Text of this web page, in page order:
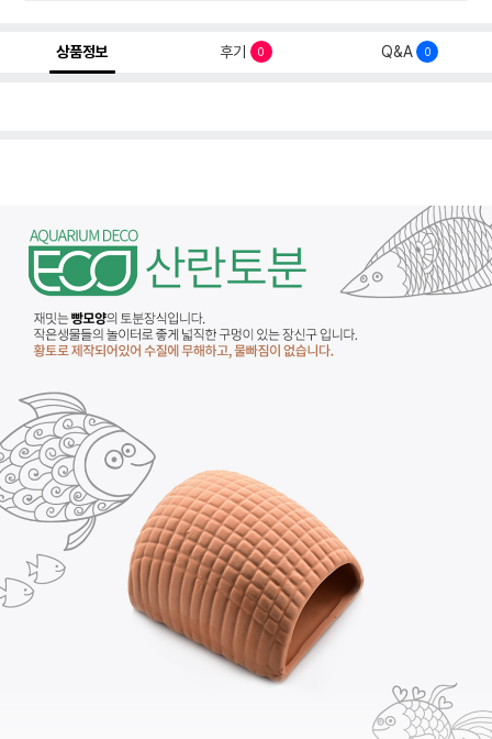
상품정보 후기 0 Q&A 0